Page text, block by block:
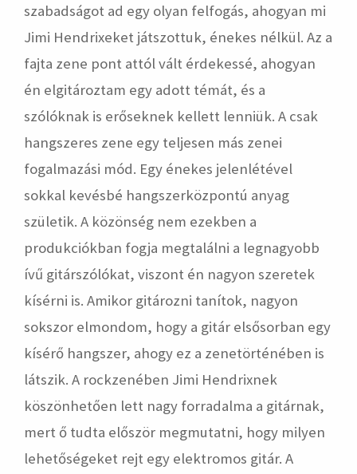
szabadságot ad egy olyan felfogás, ahogyan mi
Jimi Hendrixeket játszottuk, énekes nélkül. Az a
fajta zene pont attól vált érdekessé, ahogyan
én elgitároztam egy adott témát, és a
szólóknak is erőseknek kellett lenniük. A csak
hangszeres zene egy teljesen más zenei
fogalmazási mód. Egy énekes jelenlétével
sokkal kevésbé hangszerközpontú anyag
születik. A közönség nem ezekben a
produkciókban fogja megtalálni a legnagyobb
ívű gitárszólókat, viszont én nagyon szeretek
kísérni is. Amikor gitározni tanítok, nagyon
sokszor elmondom, hogy a gitár elsősorban egy
kísérő hangszer, ahogy ez a zenetörténében is
látszik. A rockzenében Jimi Hendrixnek
köszönhetően lett nagy forradalma a gitárnak,
mert ő tudta először megmutatni, hogy milyen
lehetőségeket rejt egy elektromos gitár. A